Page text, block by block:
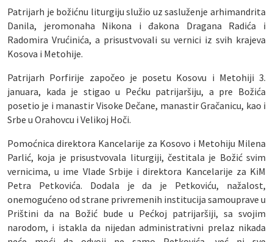
Patrijarh je božićnu liturgiju služio uz sasluženje arhimandrita
Danila, jeromonaha Nikona i đakona Dragana Radića i
Radomira Vrućinića, a prisustvovali su vernici iz svih krajeva
Kosova i Metohije.
Patrijarh Porfirije započeo je posetu Kosovu i Metohiji 3.
januara, kada je stigao u Pećku patrijaršiju, a pre Božića
posetio je i manastir Visoke Dečane, manastir Gračanicu, kao i
Srbe u Orahovcu i Velikoj Hoči.
Pomoćnica direktora Kancelarije za Kosovo i Metohiju Milena
Parlić, koja je prisustvovala liturgiji, čestitala je Božić svim
vernicima, u ime Vlade Srbije i direktora Kancelarije za KiM
Petra Petkovića. Dodala je da je Petkoviću, nažalost,
onemogućeno od strane privremenih institucija samouprave u
Prištini da na Božić bude u Pećkoj patrijaršiji, sa svojim
narodom, i istakla da nijedan administrativni prelaz nikada